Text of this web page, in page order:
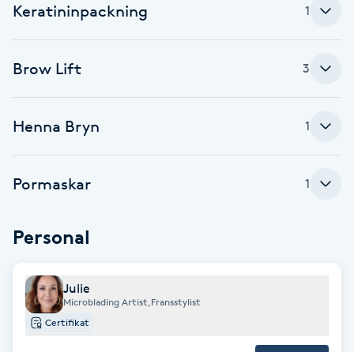
Klippning ungdom
Koppningsmassage
Kostrådgivning
Kroppspeeling
Käkledsbehandling
Kärlbehandling
Keratininpackning 1
Brow Lift 3
Henna Bryn 1
Pormaskar 1
Personal
Julie
Microblading Artist,Fransstylist
Certifikat